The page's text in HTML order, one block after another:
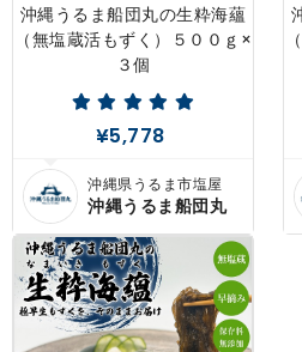
沖縄うるま船団丸の生粋海蘊
（無塩蔵活もずく）５００ｇ×
３個
¥5,778
沖縄県うるま市塩屋
沖縄うるま船団丸